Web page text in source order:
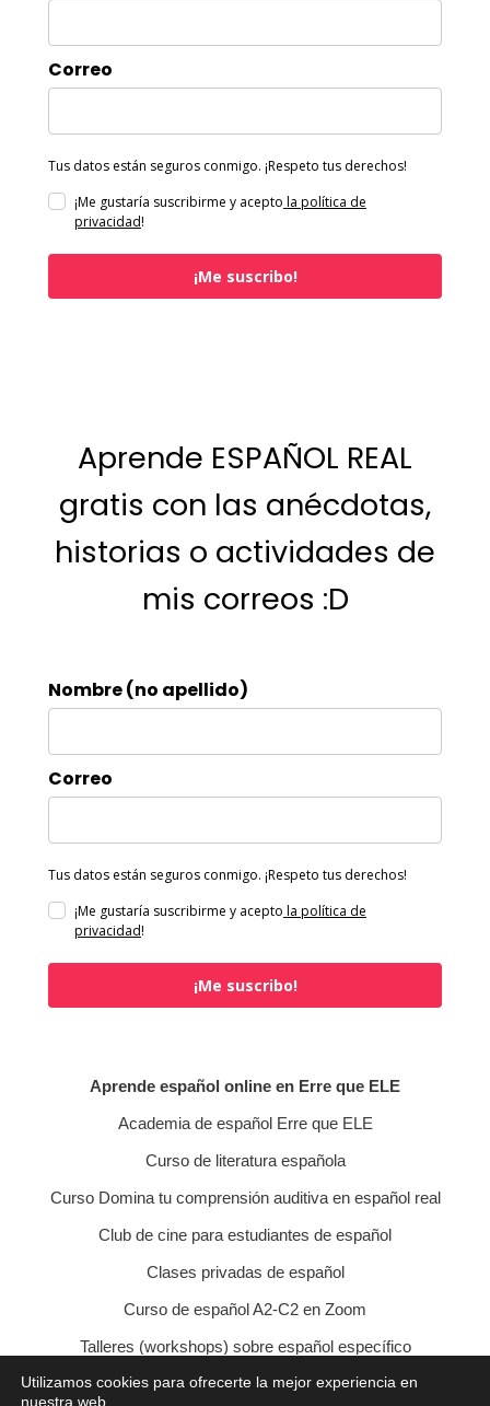
Correo
Tus datos están seguros conmigo. ¡Respeto tus derechos!
¡Me gustaría suscribirme y acepto la política de
privacidad!
¡Me suscribo!
Aprende ESPAÑOL REAL
gratis con las anécdotas,
historias o actividades de
mis correos :D
Nombre (no apellido)
Correo
Tus datos están seguros conmigo. ¡Respeto tus derechos!
¡Me gustaría suscribirme y acepto la política de
privacidad!
¡Me suscribo!
Aprende español online en Erre que ELE
Academia de español Erre que ELE
Curso de literatura española
Curso Domina tu comprensión auditiva en español real
Club de cine para estudiantes de español
Clases privadas de español
Curso de español A2-C2 en Zoom
Talleres (workshops) sobre español específico
Curso de conversación veraniego
Utilizamos cookies para ofrecerte la mejor experiencia en
nuestra web.